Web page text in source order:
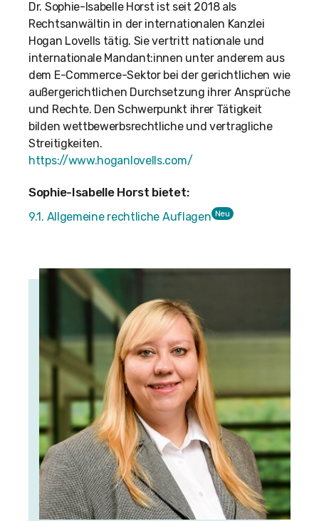
Dr. Sophie-Isabelle Horst ist seit 2018 als
Rechtsanwältin in der internationalen Kanzlei
Hogan Lovells tätig. Sie vertritt nationale und
internationale Mandant:innen unter anderem aus
dem E-Commerce-Sektor bei der gerichtlichen wie
außergerichtlichen Durchsetzung ihrer Ansprüche
und Rechte. Den Schwerpunkt ihrer Tätigkeit
bilden wettbewerbsrechtliche und vertragliche
Streitigkeiten.
https://www.hoganlovells.com/
Sophie-Isabelle Horst bietet:
9.1. Allgemeine rechtliche Auflagen Neu